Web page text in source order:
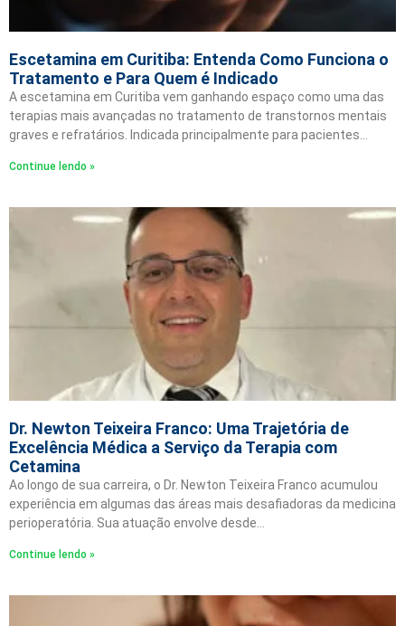
Escetamina em Curitiba: Entenda Como Funciona o
Tratamento e Para Quem é Indicado
A escetamina em Curitiba vem ganhando espaço como uma das
terapias mais avançadas no tratamento de transtornos mentais
graves e refratários. Indicada principalmente para pacientes…
Continue lendo »
Dr. Newton Teixeira Franco: Uma Trajetória de
Excelência Médica a Serviço da Terapia com
Cetamina
Ao longo de sua carreira, o Dr. Newton Teixeira Franco acumulou
experiência em algumas das áreas mais desafiadoras da medicina
perioperatória. Sua atuação envolve desde…
Continue lendo »